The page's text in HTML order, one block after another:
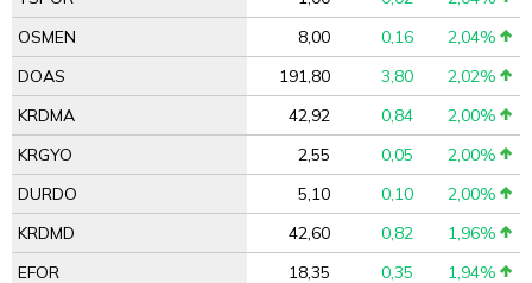
OSMEN
8,00 0,16
2,04%
DOAS
191,80 3,80
2,02%
KRDMA
42,92 0,84
2,00%
KRGYO
2,55 0,05
2,00%
DURDO
5,10 0,10
2,00%
KRDMD
42,60 0,82
1,96%
EFOR
18,35 0,35 1,94%